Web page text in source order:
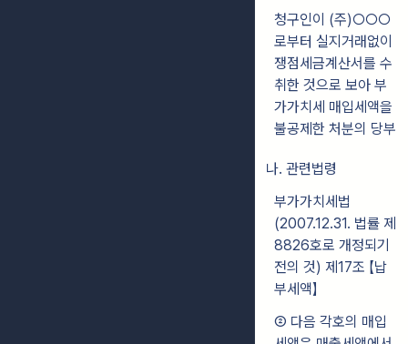
청구인이 (주)○○○
로부터 실지거래없이
쟁점세금계산서를 수
취한 것으로 보아 부
가가치세 매입세액을
불공제한 처분의 당부
나. 관련법령
부가가치세법
(2007.12.31. 법률 제
8826호로 개정되기
전의 것) 제17조 【납
부세액】
② 다음 각호의 매입